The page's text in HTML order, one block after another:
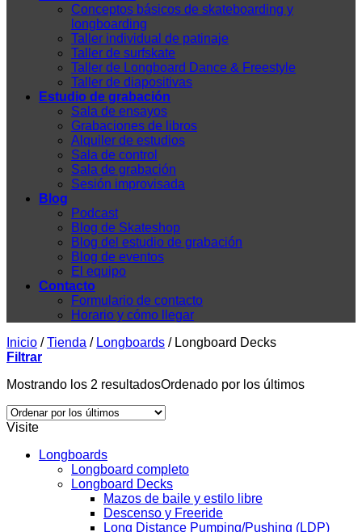
Conceptos básicos de skateboarding y
longboarding
Taller individual de patinaje
Taller de surfskate
Taller de Longboard Dance & Freestyle
Taller de diapositivas
Estudio de grabación
Sala de ensayos
Grabaciones de libros
Alquiler de estudios
Sala de control
Sala de grabación
Sesión improvisada
Blog
Podcast
Blog de Skateshop
Blog del estudio de grabación
Blog de eventos
El equipo
Contacto
Formulario de contacto
Horario y cómo llegar
Inicio / Tienda / Longboards /Longboard Decks
Filtrar
Mostrando los 2 resultadosOrdenado por los últimos
Visite
Longboards
Longboard completo
Longboard Decks
Mazos de baile y estilo libre
Descenso y Freeride
Long Distance Pumping/Pushing (LDP)